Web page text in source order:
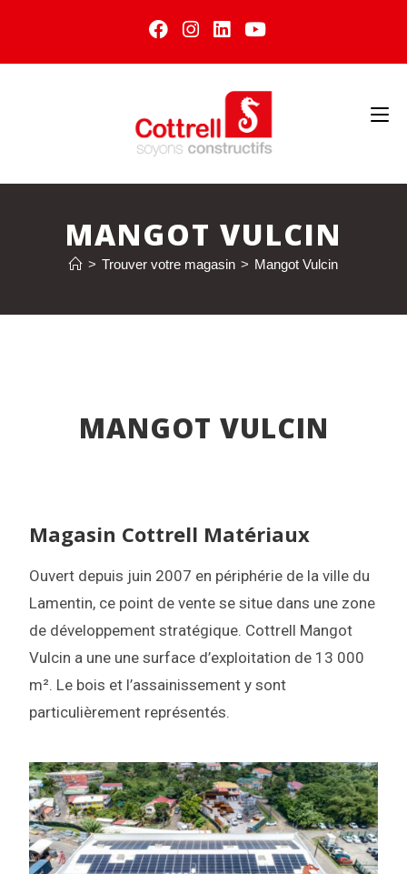
MANGOT VULCIN
> Trouver votre magasin > Mangot Vulcin
MANGOT VULCIN
Magasin Cottrell Matériaux
Ouvert depuis juin 2007 en périphérie de la ville du
Lamentin, ce point de vente se situe dans une zone
de développement stratégique. Cottrell Mangot
Vulcin a une une surface d’exploitation de 13 000
m². Le bois et l’assainissement y sont
particulièrement représentés.